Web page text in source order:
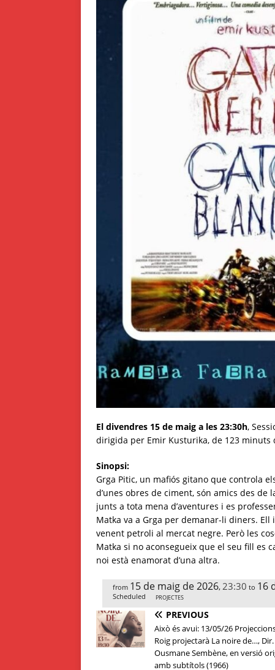
El divendres 15 de maig a les 23:30h,
dirigida per Emir Kusturika, de 123 minuts
Sinopsi:
Grga Pitic, un mafiós gitano que controla
d’unes obres de ciment, són amics des
junts a tota mena d’aventures i es
Matka va a Grga per demanar-li diners.
venent petroli al mercat negre. Però les
Matka si no aconsegueix que el seu fill es
noi està enamorat d’una altra.
from 15 de maig de 2026,23:30 to 16
Scheduled PROJECTES
PREVIOUS
Això és avui: 13/05/26
Roig projectarà La noire de…, Dir.
Ousmane Sembène, en versió
amb subtítols (1966)